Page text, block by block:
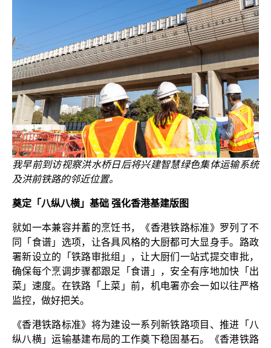
我早前到访视察洪水桥日后将兴建智慧绿色集体运输系统
及洪前铁路的邻近位置。
奠定「八纵八横」基础 强化香港基建版图
就如一本兼容并蓄的烹饪书，《香港铁路标准》罗列了不
同「食谱」选项，让各具风格的大厨都可大显身手。路政
署新设立的「铁路审批组」，让大厨们一站式提交审批，
确保每个烹调步骤都跟足「食谱」，安全有序地加快「出
菜」速度。在铁路「上菜」前，机电署亦会一如以往严格
监控，做好把关。
《香港铁路标准》将为建设一系列新铁路项目、推进「八
纵八横」运输基建布局的工作奠下稳固基石。《香港铁路